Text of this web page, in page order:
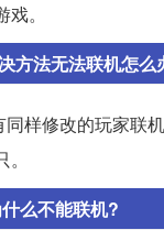
。
方法无法联机怎么
样修改的玩家联
么不能联机?